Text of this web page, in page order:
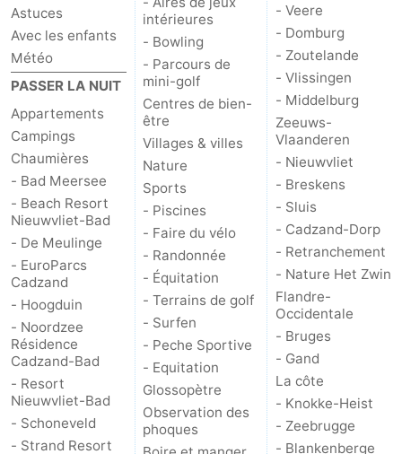
Blankenberge
-
Wenduine
Météo
Contact
Astuces
Avec les enfants
Météo
PASSER LA NUIT
Appartements
Campings
Chaumières
- Bad Meersee
- Beach Resort
Nieuwvliet-Bad
- De Meulinge
- EuroParcs
Cadzand
- Hoogduin
- Noordzee
Résidence
Cadzand-Bad
- Resort
Nieuwvliet-Bad
- Schoneveld
- Strand Resort
intérieures
- Bowling
- Parcours de
mini-golf
Centres de bien-
être
Villages & villes
Nature
Sports
- Piscines
- Faire du vélo
- Randonnée
- Équitation
- Terrains de golf
- Surfen
- Peche Sportive
- Equitation
Glossopètre
Observation des
phoques
- Veere
- Domburg
- Zoutelande
- Vlissingen
- Middelburg
Zeeuws-
Vlaanderen
- Nieuwvliet
- Breskens
- Sluis
- Cadzand-Dorp
- Retranchement
- Nature Het Zwin
Flandre-
Occidentale
- Bruges
- Gand
La côte
- Knokke-Heist
- Zeebrugge
- Blankenberge